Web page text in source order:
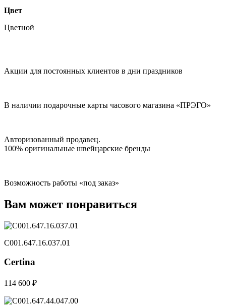
Цвет
Цветной
Акции для постоянных клиентов в дни праздников
В наличии подарочные карты часового магазина «ПРЭГО»
Авторизованный продавец.
100% оригинальные швейцарские бренды
Возможность работы «под заказ»
Вам может понравиться
C001.647.16.037.01
Certina
114 600 ₽